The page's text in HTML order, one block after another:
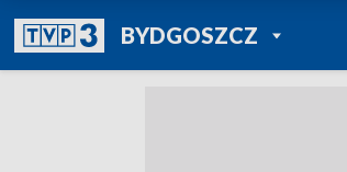
BYDGOSZCZPOWRÓT DO
TVP REGIONY